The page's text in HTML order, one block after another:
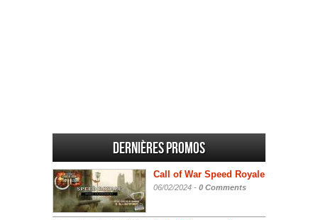
Dernières promos
Call of War Speed Royale
06/02/2024 - 0 Comments